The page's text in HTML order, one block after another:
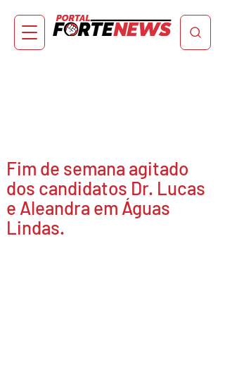
Fim de semana agitado
dos candidatos Dr. Lucas
e Aleandra em Águas
Lindas.